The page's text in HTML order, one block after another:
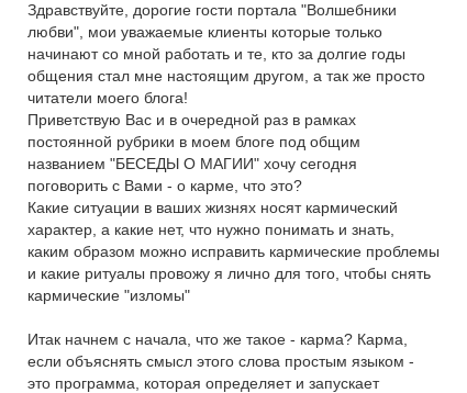
Здравствуйте, дорогие гости портала "Волшебники
любви", мои уважаемые клиенты которые только
начинают со мной работать и те, кто за долгие годы
общения стал мне настоящим другом, а так же просто
читатели моего блога!
Приветствую Вас и в очередной раз в рамках
постоянной рубрики в моем блоге под общим
названием "БЕСЕДЫ О МАГИИ" хочу сегодня
поговорить с Вами - о карме, что это?
Какие ситуации в ваших жизнях носят кармический
характер, а какие нет, что нужно понимать и знать,
каким образом можно исправить кармические проблемы
и какие ритуалы провожу я лично для того, чтобы снять
кармические "изломы"
Итак начнем с начала, что же такое - карма? Карма,
если объяснять смысл этого слова простым языком -
это программа, которая определяет и запускает